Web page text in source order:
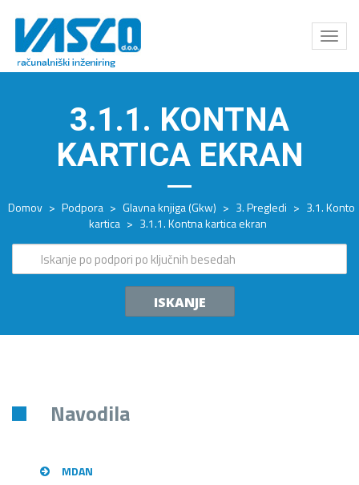
Odpri
meni
3.1.1. KONTNA
KARTICA EKRAN
Domov > Podpora > Glavna knjiga (Gkw) > 3. Pregledi > 3.1. Konto
kartica > 3.1.1. Kontna kartica ekran
ISKANJE
Navodila
MDAN